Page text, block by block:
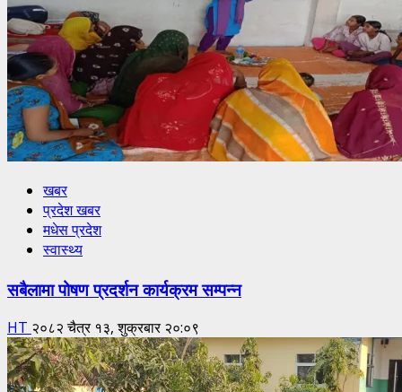
खबर
प्रदेश खबर
मधेस प्रदेश
स्वास्थ्य
सबैलामा पोषण प्रदर्शन कार्यक्रम सम्पन्न
HT २०८२ चैत्र १३, शुक्रबार २०:०९